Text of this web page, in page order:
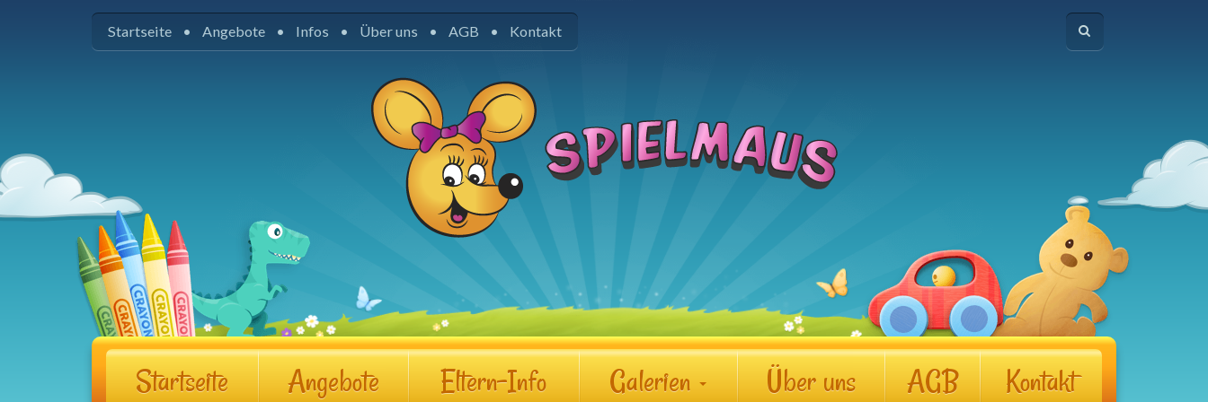
Startseite Angebote Infos Über uns AGB Kontakt
Startseite Angebote Eltern-Info Galerien Über uns AGB Kontakt